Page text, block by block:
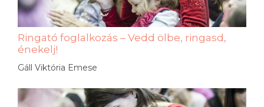
Ringató foglalkozás – Vedd ölbe, ringasd,
énekelj!
Gáll Viktória Emese